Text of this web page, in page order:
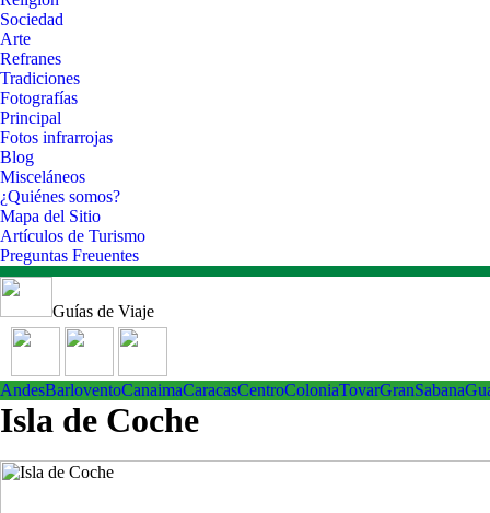
Sociedad
Arte
Refranes
Tradiciones
Fotografías
Principal
Fotos infrarrojas
Blog
Misceláneos
¿Quiénes somos?
Mapa del Sitio
Artículos de Turismo
Preguntas Freuentes
Guías de Viaje
AndesBarloventoCanaimaCaracasCentroColoniaTovarGranSabana
Isla de Coche